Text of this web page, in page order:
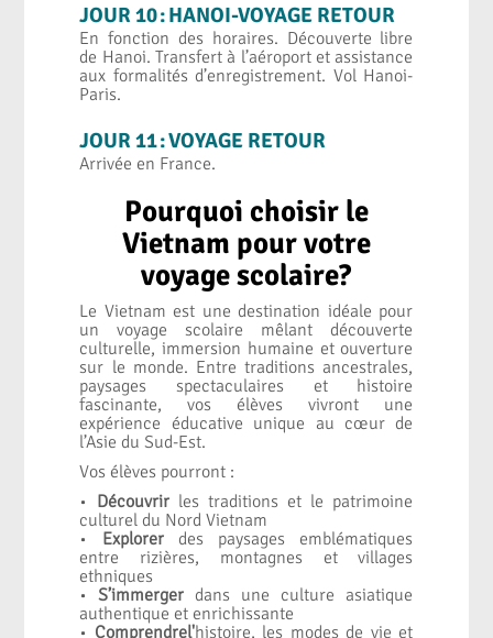
JOUR 10 : HANOI-VOYAGE RETOUR
En fonction des horaires. Découverte libre
de Hanoi. Transfert à l’aéroport et assistance
aux formalités d’enregistrement. Vol Hanoi-
Paris.
JOUR 11 : VOYAGE RETOUR
Arrivée en France.
Pourquoi choisir le
Vietnam pour votre
voyage scolaire?
Le Vietnam est une destination idéale pour
un voyage scolaire mêlant découverte
culturelle, immersion humaine et ouverture
sur le monde. Entre traditions ancestrales,
paysages spectaculaires et histoire
fascinante, vos élèves vivront une
expérience éducative unique au cœur de
l’Asie du Sud-Est.
Vos élèves pourront :
• Découvrir les traditions et le patrimoine
culturel du Nord Vietnam
• Explorer des paysages emblématiques
entre rizières, montagnes et villages
ethniques
•S’immerger dans une culture asiatique
authentique et enrichissante
• Comprendrel'histoire, les modes de vie et